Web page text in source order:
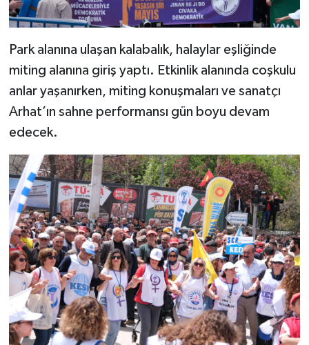
Park alanına ulaşan kalabalık, halaylar eşliğinde
miting alanına giriş yaptı. Etkinlik alanında coşkulu
anlar yaşanırken, miting konuşmaları ve sanatçı
Arhat’ın sahne performansı gün boyu devam
edecek.